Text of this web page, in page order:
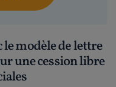
le modèle de lettre
une cession libre